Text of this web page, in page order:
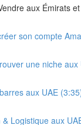
aux Émirats
son compte
une niche aux
aux UAE
Logistique aux